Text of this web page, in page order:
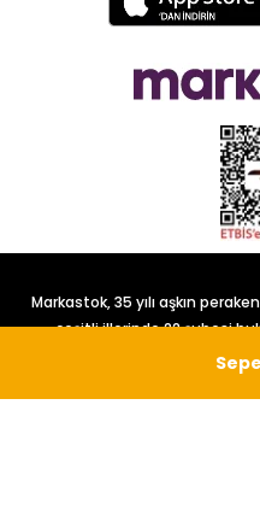
Markastok, 35 yılı aşkın
çeşitli illerinde 22 şubesi